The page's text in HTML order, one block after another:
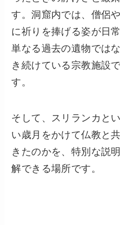
す。洞窟内では、僧侶
に祈りを捧げる姿が日
単なる過去の遺物では
き続けている宗教施設
す。
そして、スリランカと
い歳月をかけて仏教と
きたのかを、特別な説
解できる場所です。